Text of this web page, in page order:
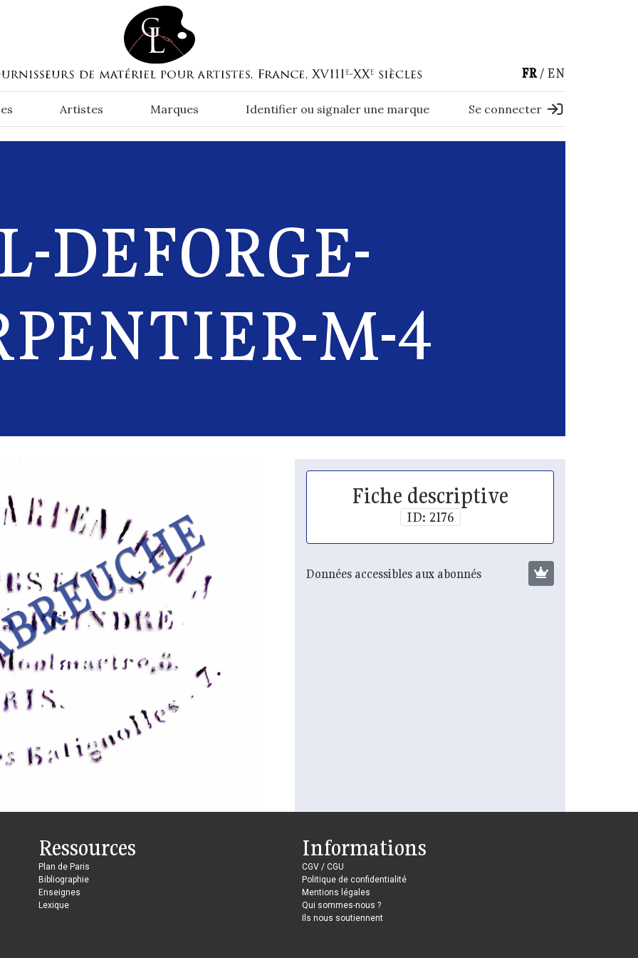
FR EN
Artistes Marques Identifier ou signaler une marque Se connecter
DEFORGE-
M-4
Fiche descriptive
ID: 2176
Données accessibles aux abonnés
Ressources
Plan de Paris
Bibliographie
Enseignes
Lexique
Informations
CGV / CGU
Politique de confidentialité
Mentions légales
Qui sommes-nous ?
Ils nous soutiennent